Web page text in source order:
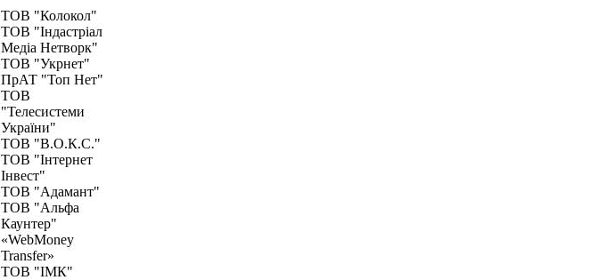
ТОВ "Колокол"
ТОВ "Індастріал
Медіа Нетворк"
ТОВ "Укрнет"
ПрАТ "Топ Нет"
ТОВ
"Телесистеми
України"
ТОВ "В.О.К.С."
ТОВ "Інтернет
Інвест"
ТОВ "Адамант"
ТОВ "Альфа
Каунтер"
«WebMoney
Transfer»
ТОВ "ІМК"